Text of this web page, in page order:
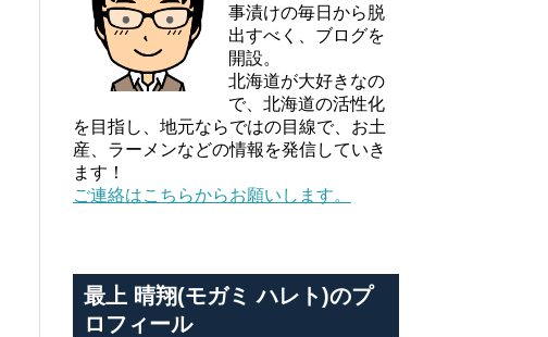
事漬けの毎日から脱
出すべく、ブログを
開設。
北海道が大好きなの
で、北海道の活性化
を目指し、地元ならではの目線で、お土
産、ラーメンなどの情報を発信していき
ます！
ご連絡はこちらからお願いします。
最上 晴翔(モガミ ハレト)のプ
ロフィール